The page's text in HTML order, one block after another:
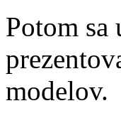
Potom sa
modelov.